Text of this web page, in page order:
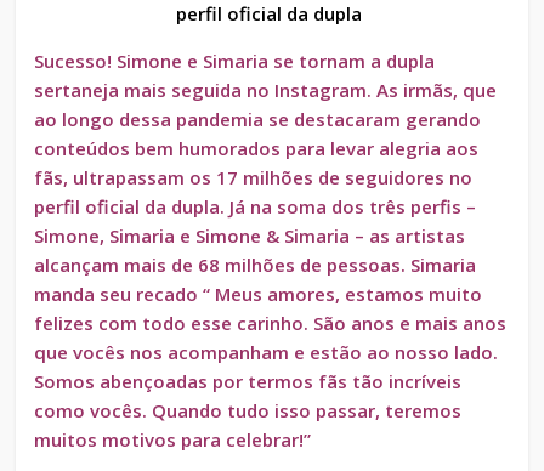
perfil oficial da dupla
Sucesso! Simone e Simaria se tornam a dupla
sertaneja mais seguida no Instagram. As irmãs, que
ao longo dessa pandemia se destacaram gerando
conteúdos bem humorados para levar alegria aos
fãs, ultrapassam os 17 milhões de seguidores no
perfil oficial da dupla. Já na soma dos três perfis –
Simone, Simaria e Simone & Simaria – as artistas
alcançam mais de 68 milhões de pessoas. Simaria
manda seu recado “ Meus amores, estamos muito
felizes com todo esse carinho. São anos e mais anos
que vocês nos acompanham e estão ao nosso lado.
Somos abençoadas por termos fãs tão incríveis
como vocês. Quando tudo isso passar, teremos
muitos motivos para celebrar!”